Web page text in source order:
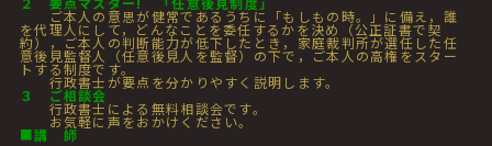
ご本人の意思が健常であるうちに「もしもの時。」に備え，誰
を代理人にして，どんなことを委任するかを決め（公正証書で契
約），ご本人の判断能力が低下したとき，家庭裁判所が選任した任
意後見監督人（任意後見人を監督）の下で，ご本人の高権をスター
トする制度です。
行政書士が要点を分かりやすく説明します。
３ ご相談会
行政書士による無料相談会です。
お気軽に声をおかけください。
■講 師